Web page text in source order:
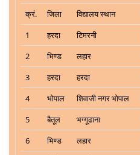
क्रं.
जिला विद्यालय स्थान
1
हरदा टिमरनी
2
भिण्ड लहार
3
हरदा हरदा
4
भोपाल शिवाजी नगर भोपाल
5
बैतूल भग्गूढाना
6
भिण्ड लहार